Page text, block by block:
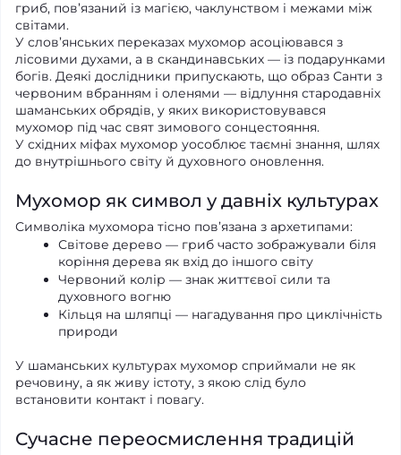
гриб, пов’язаний із магією, чаклунством і межами між
світами.
У слов’янських переказах мухомор асоціювався з
лісовими духами, а в скандинавських — із подарунками
богів. Деякі дослідники припускають, що образ Санти з
червоним вбранням і оленями — відлуння стародавніх
шаманських обрядів, у яких використовувався
мухомор під час свят зимового сонцестояння.
У східних міфах мухомор уособлює таємні знання, шлях
до внутрішнього світу й духовного оновлення.
Мухомор як символ у давніх культурах
Символіка мухомора тісно пов’язана з архетипами:
Світове дерево — гриб часто зображували біля
коріння дерева як вхід до іншого світу
Червоний колір — знак життєвої сили та
духовного вогню
Кільця на шляпці — нагадування про циклічність
природи
У шаманських культурах мухомор сприймали не як
речовину, а як живу істоту, з якою слід було
встановити контакт і повагу.
Сучасне переосмислення традицій